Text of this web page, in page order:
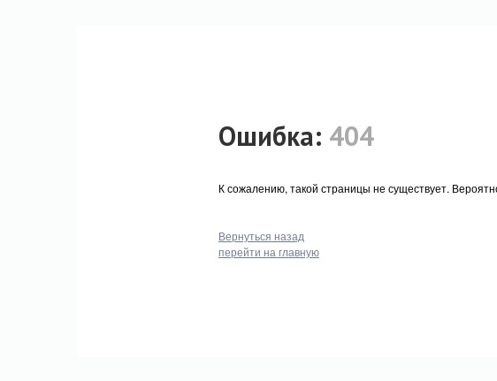
Ошибка: 404
К сожалению, такой страницы не существует.
Вернуться назад
перейти на главную